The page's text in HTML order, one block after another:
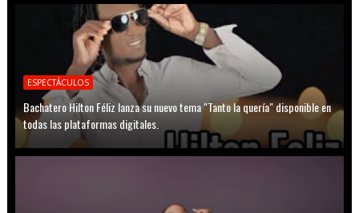
ESPECTÁCULOS
Bachatero Hilton Féliz lanza su nuevo tema "Tanto la quería" disponible en
todas las plataformas digitales.